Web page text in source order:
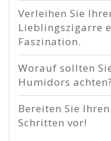
Verleihen Sie
Lieblingszigarre
Faszination.
Worauf sollten
Humidors achten?
Bereiten Sie
Schritten vor!